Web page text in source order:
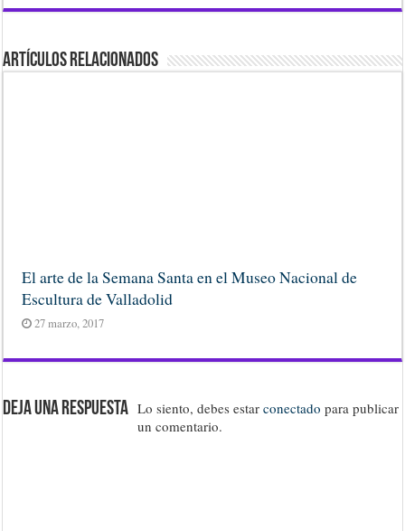
Artículos Relacionados
El arte de la Semana Santa en el Museo Nacional de
Escultura de Valladolid
27 marzo, 2017
Deja una respuesta Lo siento, debes estarconectado para publicar
un comentario.